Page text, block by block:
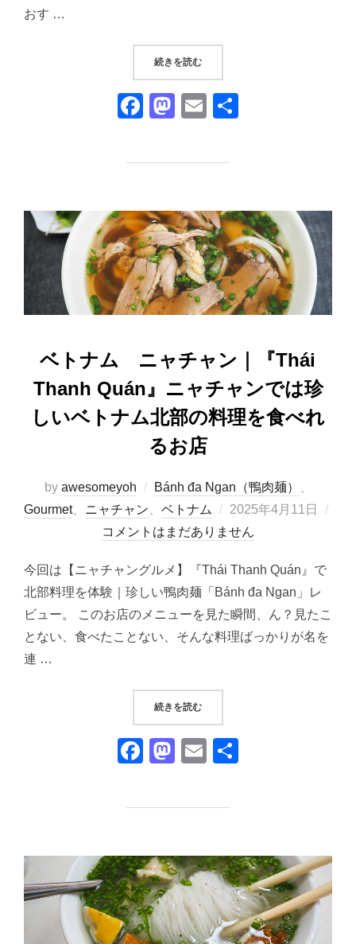
おす …
続きを読む“ベトナム ニャチャン｜『ANA
F
c
b
o
o
k
M
st
d
o
n
E
ail
ベトナム ニャチャン｜『Thái
Thanh Quán』ニャチャンでは珍
しいベトナム北部の料理を食べれ
るお店
by awesomeyoh Bánh đa Ngan（鴨肉麺）
Gourmet、 ニャチャン ベトナム
投
稿
2025年4月11日
コメントはまだありません
今回は【ニャチャングルメ】『Thái Thanh Quán』で
北部料理を体験｜珍しい鴨肉麺「Bánh đa Ngan」レ
ビュー。 このお店のメニューを見た瞬間、ん？見たこ
とない、食べたことない、そんな料理ばっかりが名を
連 …
続きを読む“ベトナム ニャチャン｜『THÁI
F
c
b
o
o
k
M
st
d
o
n
E
ail